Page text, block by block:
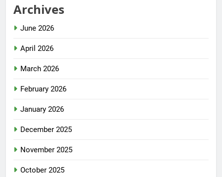
Archives
June 2026
April 2026
March 2026
February 2026
January 2026
December 2025
November 2025
October 2025